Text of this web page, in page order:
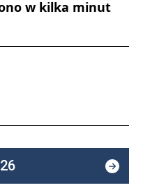
w kilka minut